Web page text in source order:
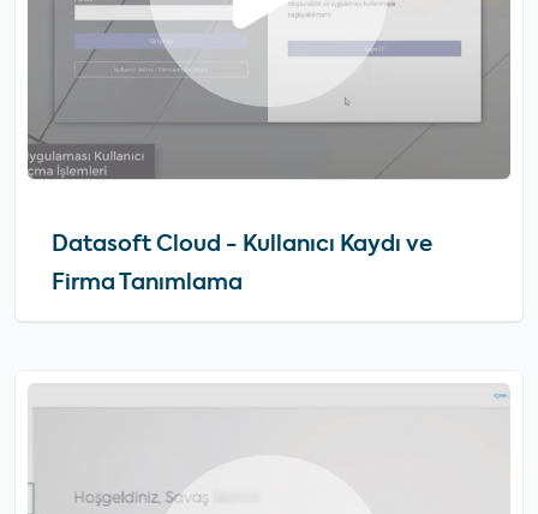
Datasoft Cloud - Kullanıcı Kaydı ve
Firma Tanımlama